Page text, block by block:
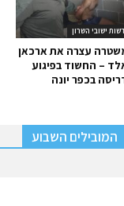
ישובי השרון
עצרה את ארכאן
– החשוד בפיגוע
בכפר יונה
המובילים השבוע